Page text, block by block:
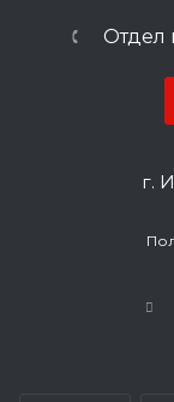
Отдел
г.